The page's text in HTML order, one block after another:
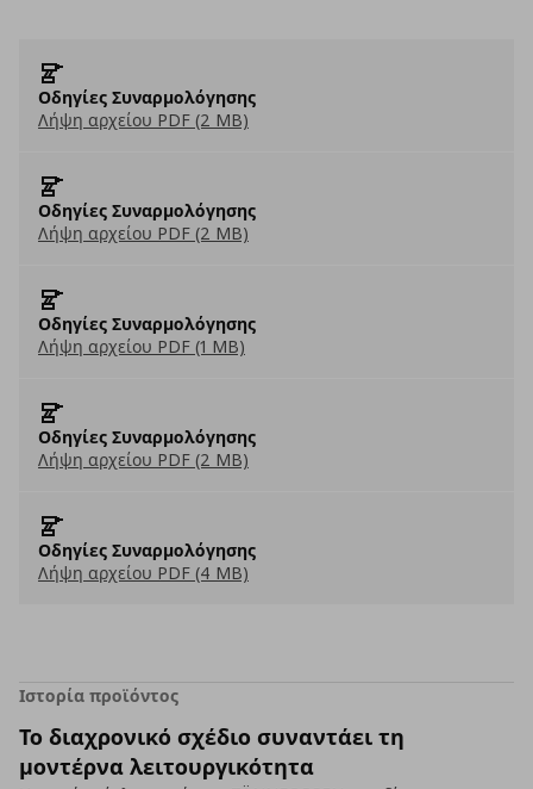
Οδηγίες Συναρμολόγησης
Λήψη αρχείου PDF (2 MB)
Οδηγίες Συναρμολόγησης
Λήψη αρχείου PDF (2 MB)
Οδηγίες Συναρμολόγησης
Λήψη αρχείου PDF (1 MB)
Οδηγίες Συναρμολόγησης
Λήψη αρχείου PDF (2 MB)
Οδηγίες Συναρμολόγησης
Λήψη αρχείου PDF (4 MB)
Ιστορία προϊόντος
Το διαχρονικό σχέδιο συναντάει τη
μοντέρνα λειτουργικότητα